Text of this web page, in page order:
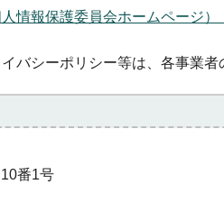
情報保護委員会ホームページ）
バシーポリシー等は、各事業者
番1号